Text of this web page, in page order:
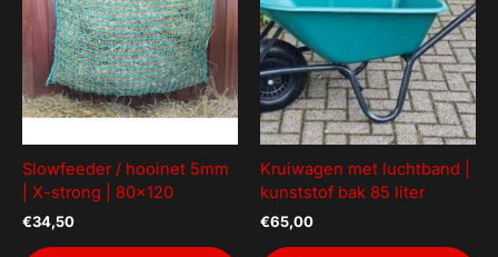
Slowfeeder / hooinet 5mm
| X-strong | 80×120
€34,50
Kruiwagen met luchtband |
kunststof bak 85 liter
€65,00